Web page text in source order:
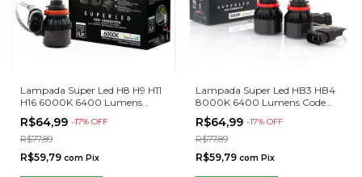
Lampada Super Led H8 H9 H11
H16 6000K 6400 Lumens
Code New Generation
R$64,99 -17% OFF
R$77,89
R$59,79 com Pix
Lampada Super Led HB3 HB4
8000K 6400 Lumens Code
New Generation
R$64,99 -17% OFF
R$77,89
R$59,79 com Pix